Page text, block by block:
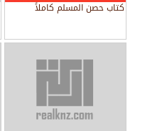
كتاب حصن المسلم كاملاً